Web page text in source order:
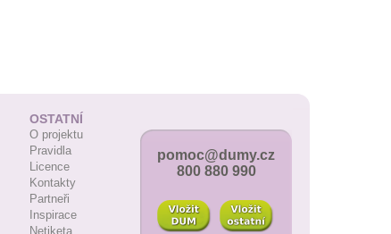
OSTATNÍ
O projektu
Pravidla
Licence
Kontakty
Partneři
Inspirace
Netiketa
pomoc@dumy.cz
800 880 990